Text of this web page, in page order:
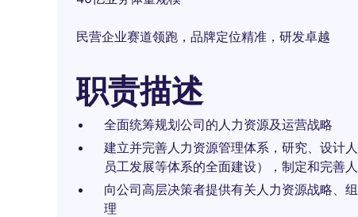
民营企业赛道领跑，品牌定位精准，研发卓越
职责描述
全面统筹规划公司的人力资源及运营战略
建立并完善人力资源管理体系，研究、设计
员工发展等体系的全面建设），制定和完善
向公司高层决策者提供有关人力资源战略、
理